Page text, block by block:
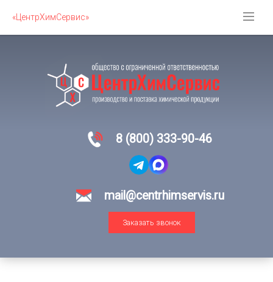
«ЦентрХимСервис»
8 (800) 333-90-46
mail@centrhimservis.ru
Заказать звонок